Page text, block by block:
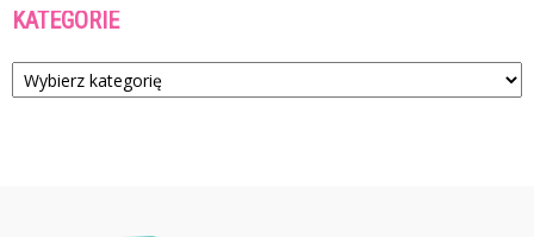
KATEGORIE
Kategorie